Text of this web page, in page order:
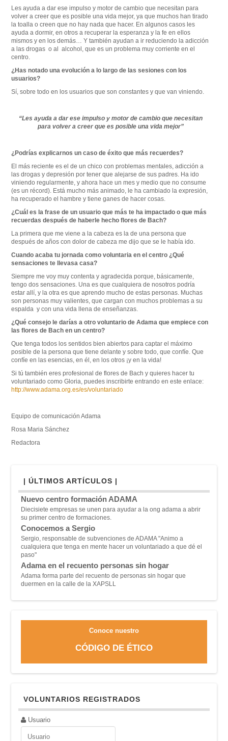
Les ayuda a dar ese impulso y motor de cambio que necesitan para
volver a creer que es posible una vida mejor, ya que muchos han tirado
la toalla o creen que no hay nada que hacer. En algunos casos les
ayuda a dormir, en otros a recuperar la esperanza y la fe en ellos
mismos y en los demás… Y también ayudan a ir reduciendo la adicción
a las drogas o al alcohol, que es un problema muy corriente en el
centro.
¿Has notado una evolución a lo largo de las sesiones con los
usuarios?
Sí, sobre todo en los usuarios que son constantes y que van viniendo.
“Les ayuda a dar ese impulso y motor de cambio que necesitan
para volver a creer que es posible una vida mejor”
¿Podrías explicarnos un caso de éxito que más recuerdes?
El más reciente es el de un chico con problemas mentales, adicción a
las drogas y depresión por tener que alejarse de sus padres. Ha ido
viniendo regularmente, y ahora hace un mes y medio que no consume
(es un récord). Está mucho más animado, le ha cambiado la expresión,
ha recuperado el hambre y tiene ganes de hacer cosas.
¿Cuál es la frase de un usuario que más te ha impactado o que más
recuerdas después de haberle hecho flores de Bach?
La primera que me viene a la cabeza es la de una persona que
después de años con dolor de cabeza me dijo que se le había ido.
Cuando acaba tu jornada como voluntaria en el centro ¿Qué
sensaciones te llevasa casa?
Siempre me voy muy contenta y agradecida porque, básicamente,
tengo dos sensaciones. Una es que cualquiera de nosotros podría
estar allí, y la otra es que aprendo mucho de estas personas. Muchas
son personas muy valientes, que cargan con muchos problemas a su
espalda y con una vida llena de enseñanzas.
¿Qué consejo le darías a otro voluntario de Adama que empiece con
las flores de Bach en un centro?
Que tenga todos los sentidos bien abiertos para captar el máximo
posible de la persona que tiene delante y sobre todo, que confíe. Que
confíe en las esencias, en él, en los otros ¡y en la vida!
Si tú también eres profesional de flores de Bach y quieres hacer tu
voluntariado como Gloria, puedes inscribirte entrando en este enlace:
http://www.adama.org.es/es/voluntariado
Equipo de comunicación Adama
Rosa Maria Sánchez
Redactora
| ÚLTIMOS ARTÍCULOS |
Nuevo centro formación ADAMA
Diecisiete empresas se unen para ayudar a la ong adama a abrir
su primer centro de formaciones.
Conocemos a Sergio
Sergio, responsable de subvenciones de ADAMA "Animo a
cualquiera que tenga en mente hacer un voluntariado a que dé el
paso"
Adama en el recuento personas sin hogar
Adama forma parte del recuento de personas sin hogar que
duermen en la calle de la XAPSLL
Conoce nuestro
CÓDIGO DE ÉTICO
VOLUNTARIOS REGISTRADOS
Usuario